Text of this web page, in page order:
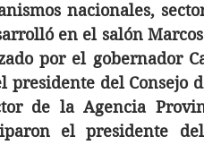
nacionales,
en el salón
por el gobernador
presidente del Consejo
de la Agencia
el presidente